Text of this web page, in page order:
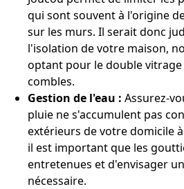
qui sont souvent à l'origine
sur les murs. Il serait donc
l'isolation de votre maison,
optant pour le double vitrage
combles.
Gestion de l'eau : Assurez-
pluie ne s'accumulent pas
extérieurs de votre domicile
il est important que les
entretenues et d'envisager
nécessaire.